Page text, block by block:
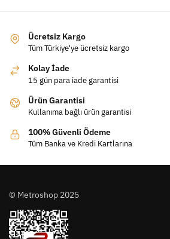
Ücretsiz Kargo
Tüm Türkiye'ye ücretsiz kargo
Kolay İade
15 gün para iade garantisi
Ürün Garantisi
Kullanıma bağlı ürün garantisi
100% Güvenli Ödeme
Tüm Banka ve Kredi Kartlarına
© Metroshop 2025